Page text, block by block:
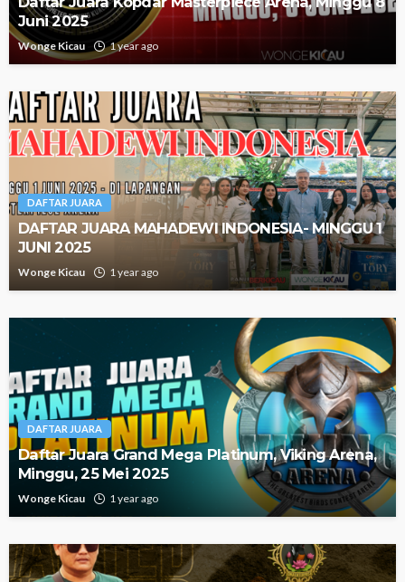
Juni 2025
Wonge Kicau 1 year ago
DAFTAR JUARA
DAFTAR JUARA MAHADEWI INDONESIA- MINGGU 1
JUNI 2025
Wonge Kicau 1 year ago
DAFTAR JUARA
Daftar Juara Grand Mega Platinum, Viking Arena,
Minggu, 25 Mei 2025
Wonge Kicau 1 year ago